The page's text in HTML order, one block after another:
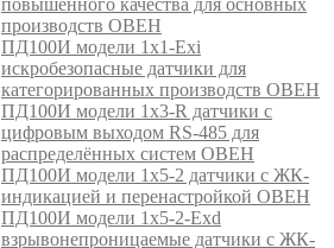
производств ОВЕН
ПД100И модели 1х1-Exi
искробезопасные датчики для
категорированных производств ОВЕН
ПД100И модели 1х3-R датчики с
цифровым выходом RS-485 для
распределённых систем ОВЕН
ПД100И модели 1х5-2 датчики с ЖК-
индикацией и перенастройкой ОВЕН
ПД100И модели 1х5-2-Exd
взрывонепроницаемые датчики с ЖК-